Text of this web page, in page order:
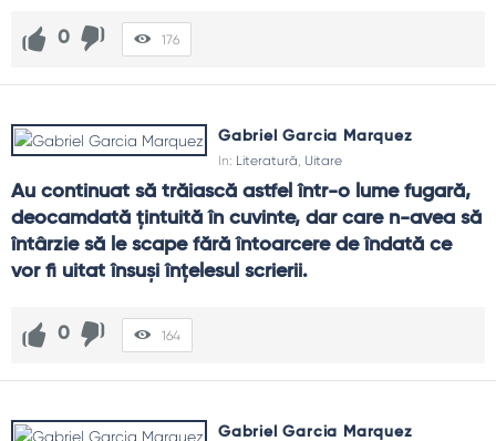
0 176
Gabriel Garcia Marquez
In: Literatură, Uitare
Au continuat să trăiască astfel într-o lume fugară,
deocamdată țintuită în cuvinte, dar care n-avea să
întârzie să le scape fără întoarcere de îndată ce
vor fi uitat însuși înțelesul scrierii.
0 164
Gabriel Garcia Marquez